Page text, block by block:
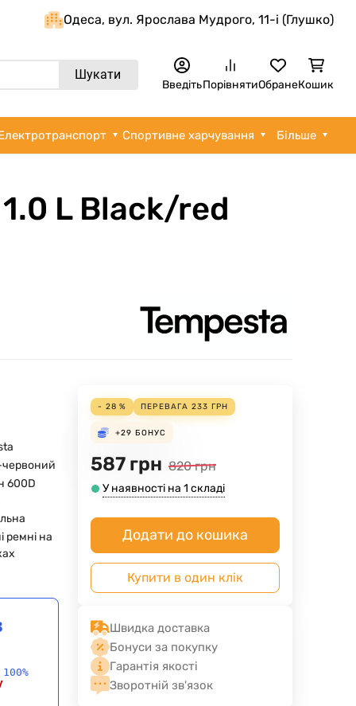
Одеса, вул. Ярослава Мудрого, 11-i (Глушко)
Шукати
ВведітьПорівнятиОбранеКошик
Спортивне харчування Більше
L Black/red
600D
ремні на
- 28 % ПЕРЕВАГА 233 ГРН
+29 БОНУС
587 грн 820 грн
У наявності на 1 складі
Додати до кошика
Купити в один клік
Швидка доставка
Бонуси за покупку
Гарантія якості
Зворотній зв'язок